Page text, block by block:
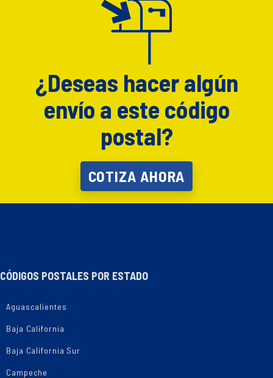
¿Deseas hacer algún
envío a este código
postal?
COTIZA AHORA
CÓDIGOS POSTALES POR ESTADO
Aguascalientes
Baja California
Baja California Sur
Campeche